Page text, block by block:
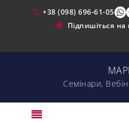
+38 (098) 696-61-05
Підпишіться
Cемінари,